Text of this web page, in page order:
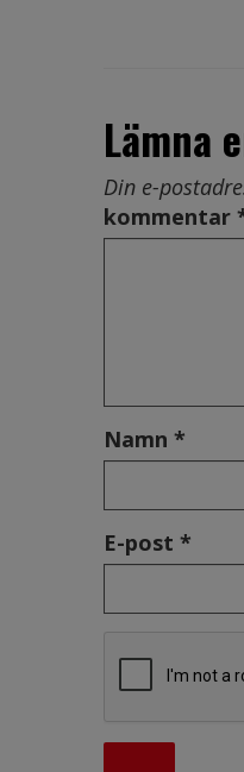
Lämna
Din e-
kommentar
Namn *
E-post *